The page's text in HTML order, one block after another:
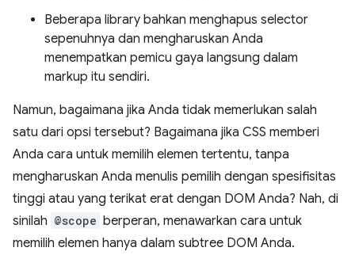
Beberapa library bahkan menghapus selector
sepenuhnya dan mengharuskan Anda
menempatkan pemicu gaya langsung dalam
markup itu sendiri.
Namun, bagaimana jika Anda tidak memerlukan salah
satu dari opsi tersebut? Bagaimana jika CSS memberi
Anda cara untuk memilih elemen tertentu, tanpa
mengharuskan Anda menulis pemilih dengan spesifisitas
tinggi atau yang terikat erat dengan DOM Anda? Nah, di
sinilah @scope berperan, menawarkan cara untuk
memilih elemen hanya dalam subtree DOM Anda.